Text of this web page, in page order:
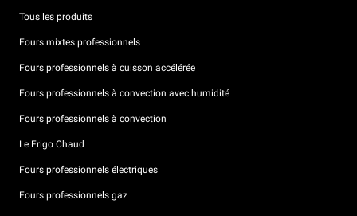
Tous les produits
Fours mixtes professionnels
Fours professionnels à cuisson accélérée
Fours professionnels à convection avec humidité
Fours professionnels à convection
Le Frigo Chaud
Fours professionnels électriques
Fours professionnels gaz